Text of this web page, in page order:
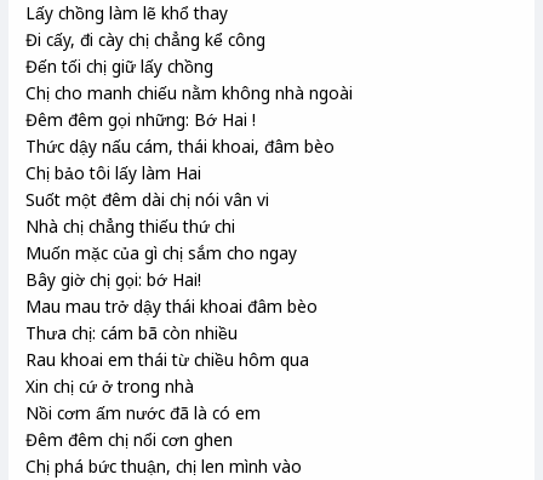
Lấy chồng làm lẽ khổ thay
Đi cấy, đi cày chị chẳng kể công
Đến tối chị giữ lấy chồng
Chị cho manh chiếu nằm không nhà ngoài
Đêm đêm gọi những: Bớ Hai !
Thức dậy nấu cám, thái khoai, đâm bèo
Chị bảo tôi lấy làm Hai
Suốt một đêm dài chị nói vân vi
Nhà chị chẳng thiếu thứ chi
Muốn mặc của gì chị sắm cho ngay
Bây giờ chị gọi: bớ Hai!
Mau mau trở dậy thái khoai đâm bèo
Thưa chị: cám bã còn nhiều
Rau khoai em thái từ chiều hôm qua
Xin chị cứ ở trong nhà
Nồi cơm ấm nước đã là có em
Đêm đêm chị nổi cơn ghen
Chị phá bức thuận, chị len mình vào